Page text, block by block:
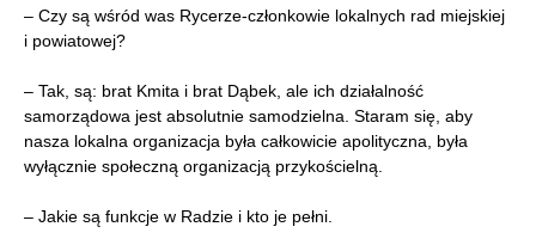
– Czy są wśród was Rycerze-członkowie lokalnych rad miejskiej
i powiatowej?
– Tak, są: brat Kmita i brat Dąbek, ale ich działalność
samorządowa jest absolutnie samodzielna. Staram się, aby
nasza lokalna organizacja była całkowicie apolityczna, była
wyłącznie społeczną organizacją przykościelną.
– Jakie są funkcje w Radzie i kto je pełni.